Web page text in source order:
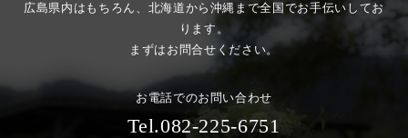
広島県内はもちろん、北海道から沖縄まで全国でお手伝いしてお
ります。
まずはお問合せください。
お電話でのお問い合わせ
Tel.082-225-6751